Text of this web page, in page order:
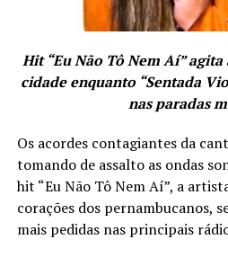
Hit “Eu Não Tô Nem Aí”
cidade enquanto “Sentada
nas paradas
Os acordes contagiantes da
tomando de assalto as ondas
hit “Eu Não Tô Nem Aí”, a
corações dos pernambucanos,
mais pedidas nas principais